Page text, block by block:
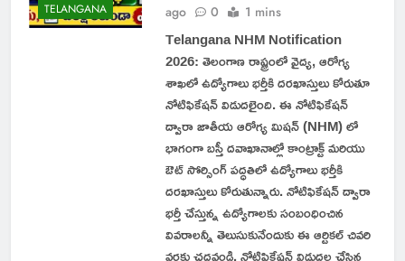
TELANGANA
ago
0 1 mins
Telangana NHM Notification
2026: తెలంగాణ రాష్ట్రంలో వైద్య, ఆరోగ్య
శాఖలో ఉద్యోగాలు భర్తీకి దరఖాస్తులు కోరుతూ
నోటిఫికేషన్ విడుదలైంది. ఈ నోటిఫికేషన్
ద్వారా జాతీయ ఆరోగ్య మిషన్ (NHM) లో
భాగంగా బస్తీ దవాఖానాల్లో కాంట్రాక్ట్ మరియు
ఔట్ సోర్సింగ్ పద్ధతిలో ఉద్యోగాలు భర్తీకి
దరఖాస్తులు కోరుతున్నారు. నోటిఫికేషన్ ద్వారా
భర్తీ చేస్తున్న ఉద్యోగాలకు సంబంధించిన
వివరాలన్నీ తెలుసుకునేందుకు ఈ ఆర్టికల్ చివరి